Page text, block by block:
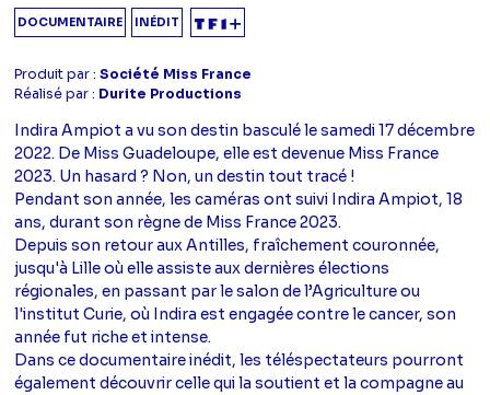
DOCUMENTAIRE INÉDIT
Produit par :Société Miss France
Réalisé par : Durite Productions
Indira Ampiot a vu son destin basculé le samedi 17 décembre
2022. De Miss Guadeloupe, elle est devenue Miss France
2023. Un hasard ? Non, un destin tout tracé !
Pendant son année, les caméras ont suivi Indira Ampiot, 18
ans, durant son règne de Miss France 2023.
Depuis son retour aux Antilles, fraîchement couronnée,
jusqu'à Lille où elle assiste aux dernières élections
régionales, en passant par le salon de l’Agriculture ou
l'institut Curie, où Indira est engagée contre le cancer, son
année fut riche et intense.
Dans ce documentaire inédit, les téléspectateurs pourront
également découvrir celle qui la soutient et la compagne au